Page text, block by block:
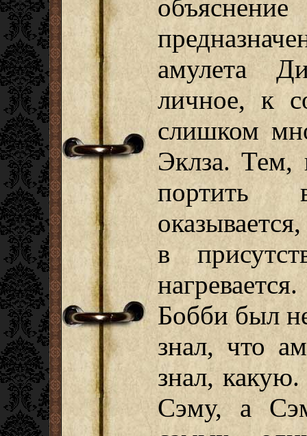
объяснение
амулета
личное, к
слишком
Эклза. Тем,
портить
в
Бобби был
знал, что
знал,
Сэму, а